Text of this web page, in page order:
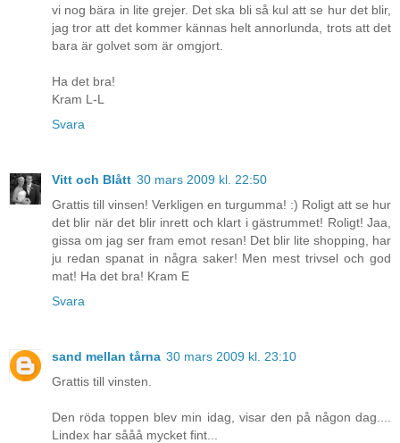
vi nog bära in lite grejer. Det ska bli så kul att se hur det blir,
jag tror att det kommer kännas helt annorlunda, trots att det
bara är golvet som är omgjort.
Ha det bra!
Kram L-L
Svara
Vitt och Blått 30 mars 2009 kl. 22:50
Grattis till vinsen! Verkligen en turgumma! :) Roligt att se hur
det blir när det blir inrett och klart i gästrummet! Roligt! Jaa,
gissa om jag ser fram emot resan! Det blir lite shopping, har
ju redan spanat in några saker! Men mest trivsel och god
mat! Ha det bra! Kram E
Svara
sand mellan tårna 30 mars 2009 kl. 23:10
Grattis till vinsten.
Den röda toppen blev min idag, visar den på någon dag....
Lindex har sååå mycket fint...